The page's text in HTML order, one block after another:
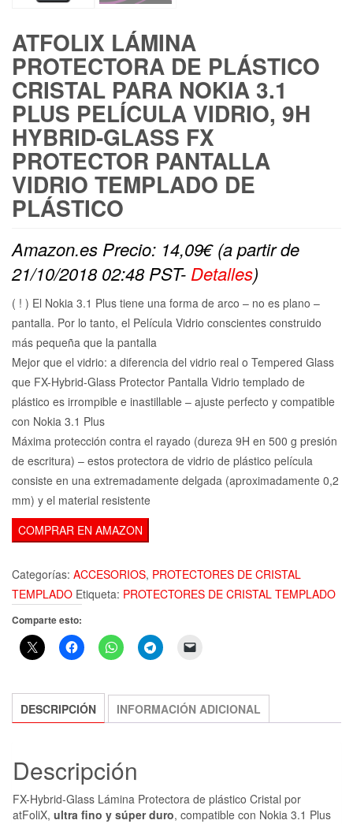
ATFOLIX LÁMINA
PROTECTORA DE PLÁSTICO
CRISTAL PARA NOKIA 3.1
PLUS PELÍCULA VIDRIO, 9H
HYBRID-GLASS FX
PROTECTOR PANTALLA
VIDRIO TEMPLADO DE
PLÁSTICO
Amazon.es Precio: 14,09€(a partir de
21/10/2018 02:48 PST- Detalles)
( ! ) El Nokia 3.1 Plus tiene una forma de arco – no es plano –
pantalla. Por lo tanto, el Película Vidrio conscientes construido
más pequeña que la pantalla
Mejor que el vidrio: a diferencia del vidrio real o Tempered Glass
que FX-Hybrid-Glass Protector Pantalla Vidrio templado de
plástico es irrompible e inastillable – ajuste perfecto y compatible
con Nokia 3.1 Plus
Máxima protección contra el rayado (dureza 9H en 500 g presión
de escritura) – estos protectora de vidrio de plástico película
consiste en una extremadamente delgada (aproximadamente 0,2
mm) y el material resistente
COMPRAR EN AMAZON
Categorías: ACCESORIOS, PROTECTORES DE CRISTAL
TEMPLADO Etiqueta: PROTECTORES DE CRISTAL TEMPLADO
Comparte esto:
DESCRIPCIÓN INFORMACIÓN ADICIONAL
Descripción
FX-Hybrid-Glass Lámina Protectora de plástico Cristal por
atFoliX, ultra fino y súper duro, compatible con Nokia 3.1 Plus